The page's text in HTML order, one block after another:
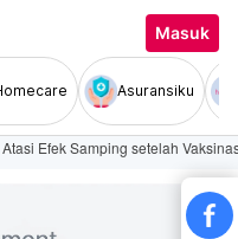
Masuk
Asuransiku
Efek Samping setelah